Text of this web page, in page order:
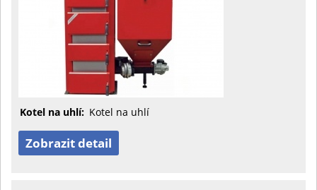
Kotel na uhlí: Kotel na uhlí
Zobrazit detail